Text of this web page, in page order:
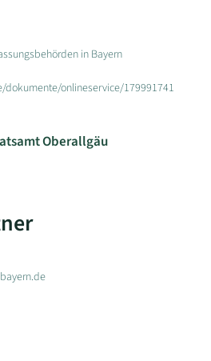
in Bayern
onlineservice/179991741
Oberallgäu